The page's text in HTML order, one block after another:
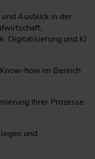
und Ausblick in der
Digitalisierung und KI
how im Bereich
Ihrer Prozesse
und